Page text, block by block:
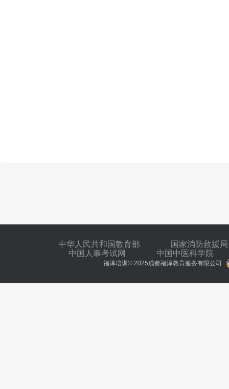
中华人民共和国教育部
国家消防救援局
中国人事考试网
中国中医科学院
福泽培训© 2025成都福泽教育服务有限公司